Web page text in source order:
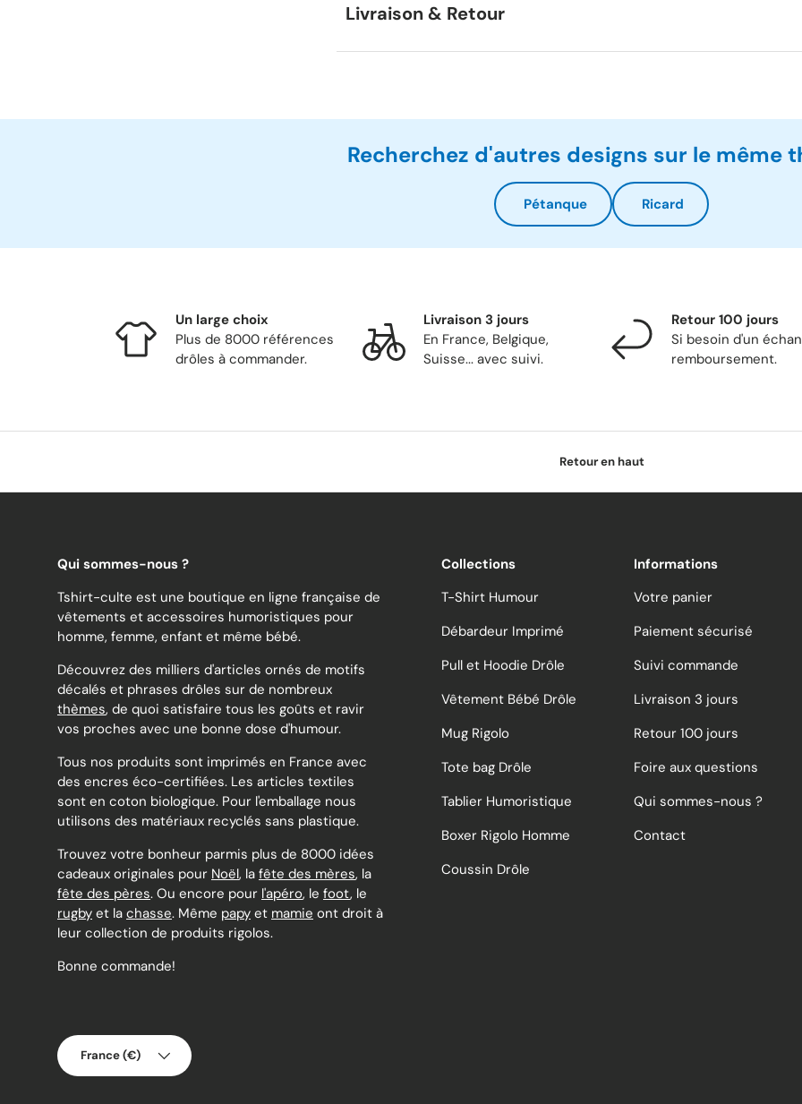
Livraison & Retour
Recherchez d'autres designs sur le même
Pétanque Ricard
Un large choix
Plus de 8000 références
drôles à commander.
Livraison 3 jours
En France, Belgique,
Suisse... avec suivi.
Retour 100 jours
Si besoin d'un
remboursement.
Retour en haut
Qui sommes-nous ?
Tshirt-culte est une boutique en ligne française de
vêtements et accessoires humoristiques pour
homme, femme, enfant et même bébé.
Découvrez des milliers d'articles ornés de motifs
décalés et phrases drôles sur de nombreux
thèmes, de quoi satisfaire tous les goûts et ravir
vos proches avec une bonne dose d'humour.
Tous nos produits sont imprimés en France avec
des encres éco-certifiées. Les articles textiles
sont en coton biologique. Pour l'emballage nous
utilisons des matériaux recyclés sans plastique.
Trouvez votre bonheur parmis plus de 8000 idées
cadeaux originales pour Noël, la fête des mères, la
fête des pères. Ou encore pour l'apéro, le foot, le
rugby et la chasse. Même papy et mamie ont droit à
leur collection de produits rigolos.
Bonne commande!
Collections
T-Shirt Humour
Débardeur Imprimé
Pull et Hoodie Drôle
Vêtement Bébé Drôle
Mug Rigolo
Tote bag Drôle
Tablier Humoristique
Boxer Rigolo Homme
Coussin Drôle
Informations
Votre panier
Paiement sécurisé
Suivi commande
Livraison 3 jours
Retour 100 jours
Foire aux questions
Qui sommes-nous ?
Contact
Pays
France (€)